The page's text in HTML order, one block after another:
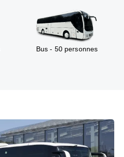
Bus - 50 personnes